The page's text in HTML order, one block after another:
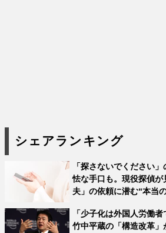
シェアランキング
「探さないでください
怯な手口も。現役探偵
夫」の依頼に潜む“本当
「少子化は外国人労働
竹中平蔵の「構造改革」